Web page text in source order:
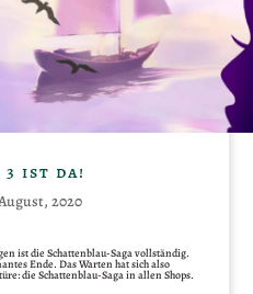
ist da!
2020
ist die Schattenblau-Saga vollständig.
Ende. Das Warten hat sich also
die Schattenblau-Saga in allen Shops.